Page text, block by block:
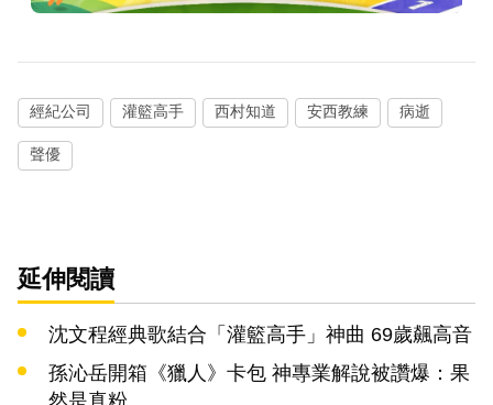
經紀公司 灌籃高手 西村知道 安西教練 病逝
聲優
延伸閱讀
沈文程經典歌結合「灌籃高手」神曲 69歲飆高音
孫沁岳開箱《獵人》卡包 神專業解說被讚爆：果
然是真粉